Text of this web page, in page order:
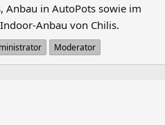
Anbau in AutoPots sowie im
Anbau von Chilis.
Moderator